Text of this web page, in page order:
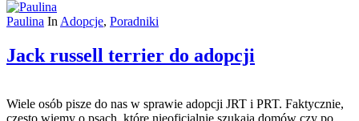
Paulina In Adopcje, Poradniki
Jack russell terrier do adopcji
Wiele osób pisze do nas w sprawie adopcji JRT i PRT. Faktycznie,
często wiemy o psach, które nieoficjalnie szukają domów czy po